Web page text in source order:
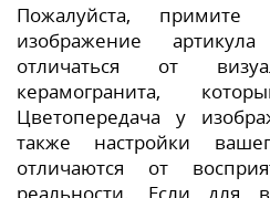
Пожалуйста,
изображение
отличаться от
керамогранита,
Цветопередача у
также настройки
отличаются от
реальности. Если для